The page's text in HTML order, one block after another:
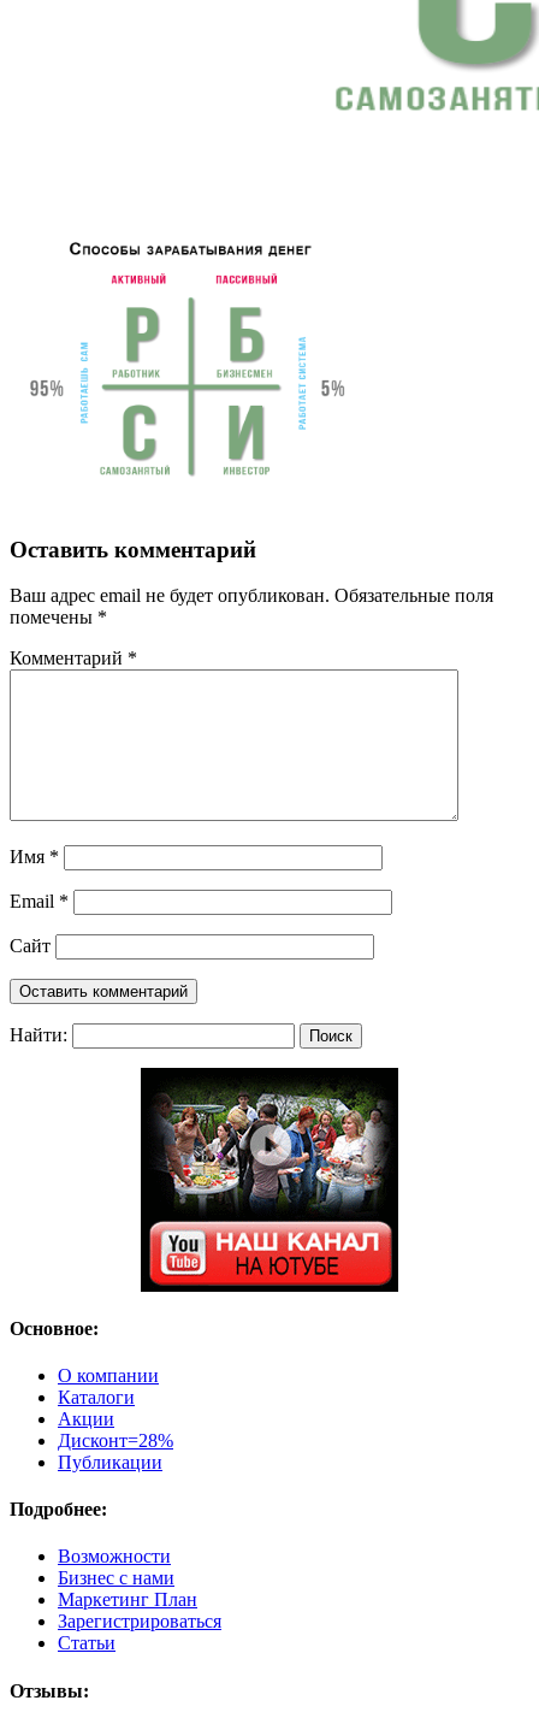
Оставить комментарий
Ваш адрес email не будет опубликован. Обязательные поля
помечены *
Комментарий *
Имя *
Email *
Сайт
Найти:
Основное:
О компании
Каталоги
Акции
Дисконт=28%
Публикации
Подробнее:
Возможности
Бизнес с нами
Маркетинг План
Зарегистрироваться
Статьи
Отзывы: